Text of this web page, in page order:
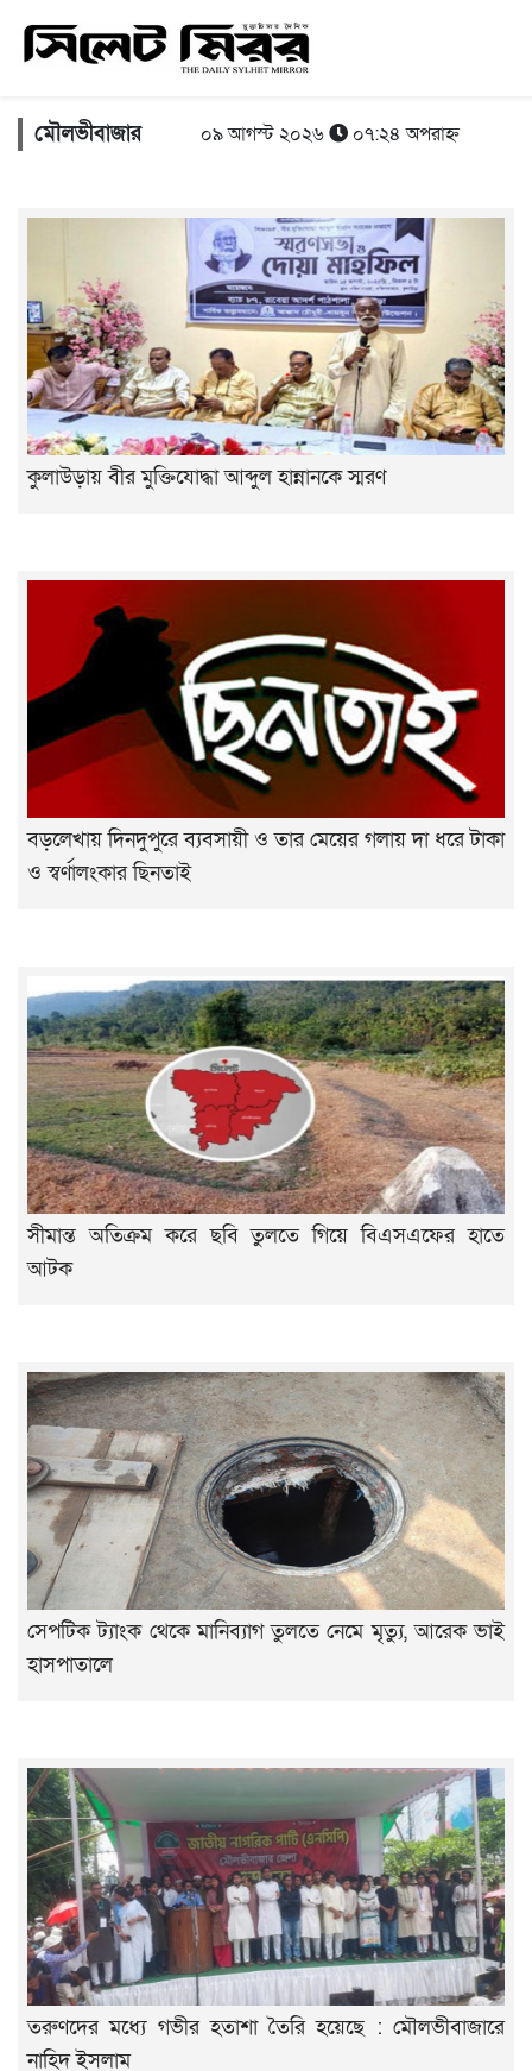
মৌলভীবাজার ০৯ আগস্ট ২০২৬ ০৭:২৪ অপরাহ্ন
কুলাউড়ায় বীর মুক্তিযোদ্ধা আব্দুল হান্নানকে স্মরণ
বড়লেখায় দিনদুপুরে ব্যবসায়ী ও তার মেয়ের গলায় দা ধরে টাকা
ও স্বর্ণালংকার ছিনতাই
সীমান্ত অতিক্রম করে ছবি তুলতে গিয়ে বিএসএফের হাতে
আটক
সেপটিক ট্যাংক থেকে মানিব্যাগ তুলতে নেমে মৃত্যু, আরেক ভাই
হাসপাতালে
তরুণদের মধ্যে গভীর হতাশা তৈরি হয়েছে : মৌলভীবাজারে
নাহিদ ইসলাম